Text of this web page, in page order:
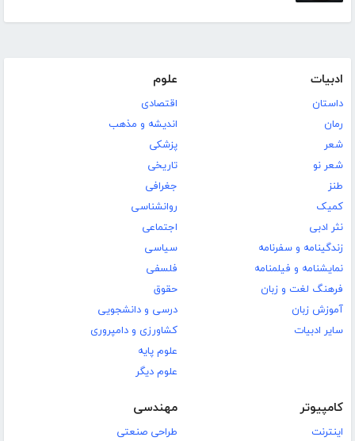
ادبیات
داستان
رمان
شعر
شعر نو
طنز
کمیک
نثر ادبی
زندگینامه و سفرنامه
نمایشنامه و فیلمنامه
فرهنگ لغت و زبان
آموزش زبان
سایر ادبیات
علوم
اقتصادی
اندیشه و مذهب
پزشکی
تاریخی
جغرافی
روانشناسی
اجتماعی
سیاسی
فلسفی
حقوق
درسی و دانشجویی
کشاورزی و دامپروری
علوم پایه
علوم دیگر
کامپیوتر
اینترنت
مهندسی
طراحی صنعتی